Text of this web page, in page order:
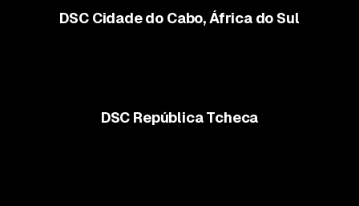
DSC Cidade do Cabo, África do Sul
DSC República Tcheca